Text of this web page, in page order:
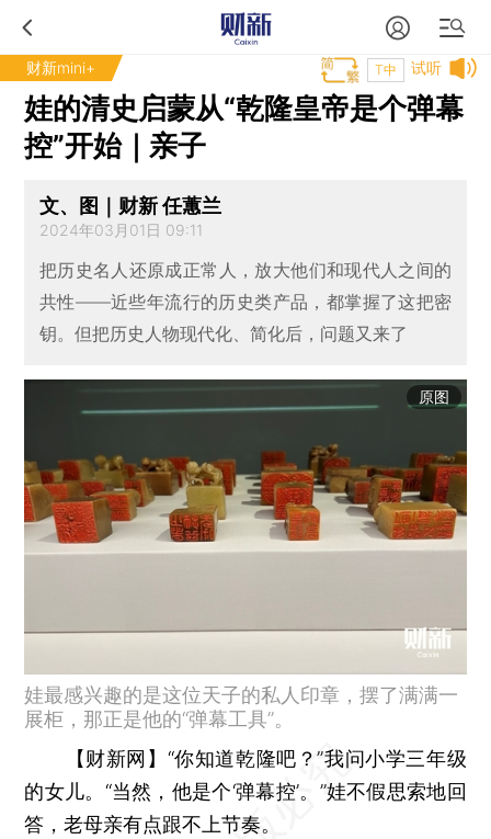
财新mini+ 试听
T中
娃的清史启蒙从“乾隆皇帝是个弹幕
控”开始｜亲子
文、图｜财新 任蕙兰
2024年03月01日 09:11
把历史名人还原成正常人，放大他们和现代人之间的
共性——近些年流行的历史类产品，都掌握了这把密
钥。但把历史人物现代化、简化后，问题又来了
原图
娃最感兴趣的是这位天子的私人印章，摆了满满一
展柜，那正是他的“弹幕工具”。
【财新网】 “你知道乾隆吧？”我问小学三年级
的女儿。“当然，他是个‘弹幕控’。”娃不假思索地回
答，老母亲有点跟不上节奏。